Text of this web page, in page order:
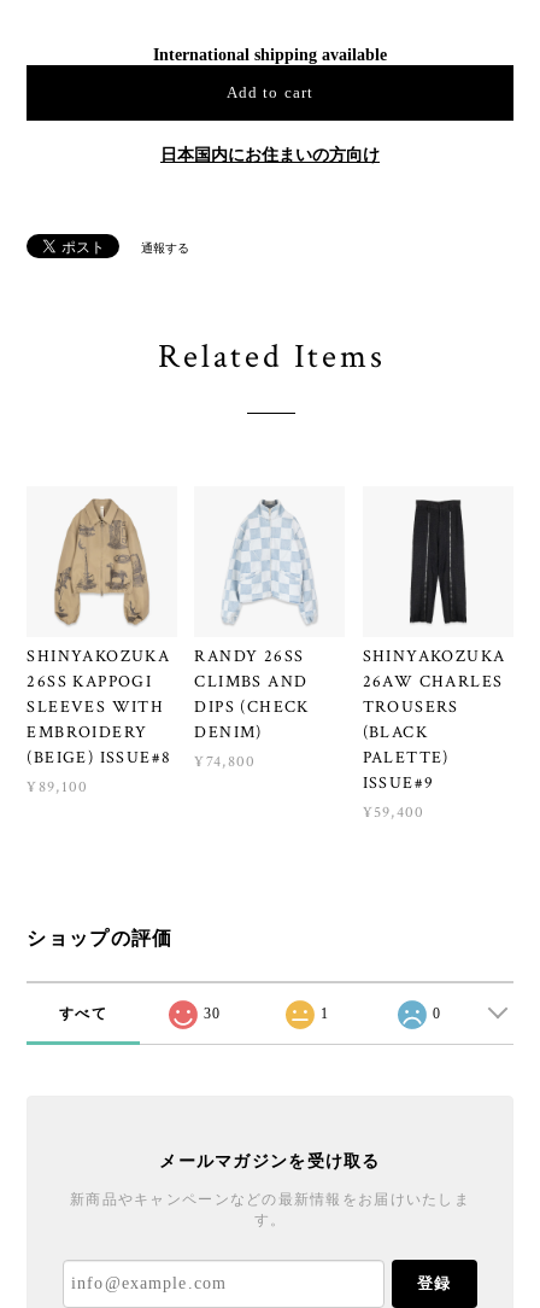
International shipping available
Add to cart
日本国内にお住まいの方向け
通報する
Related Items
SHINYAKOZUKA
26SS KAPPOGI
SLEEVES WITH
EMBROIDERY
(BEIGE) ISSUE#8
¥89,100
RANDY 26SS
CLIMBS AND
DIPS (CHECK
DENIM)
¥74,800
SHINYAKOZUKA
26AW CHARLES
TROUSERS
(BLACK
PALETTE)
ISSUE#9
¥59,400
ショップの評価
すべて 30 1 0
メールマガジンを受け取る
新商品やキャンペーンなどの最新情報をお届けいたしま
す。
登録